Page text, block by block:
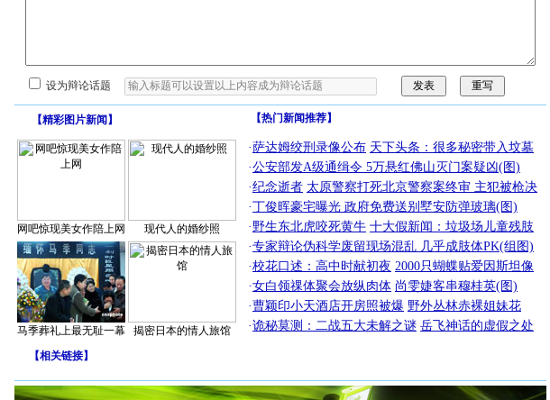
设为辩论话题
【精彩图片新闻 】
网吧惊现美女作陪上网 现代人的婚纱照
马季葬礼上最无耻一幕 揭密日本的情人旅馆
【热门新闻推荐】
·萨达姆绞刑录像公布 天下头条：很多秘密带入坟墓
·公安部发A级通缉令 5万悬红佛山灭门案疑凶(图)
·纪念逝者 太原警察打死北京警察案终审 主犯被枪决
·丁俊晖豪宅曝光 政府免费送别墅安防弹玻璃(图)
·野生东北虎咬死黄牛 十大假新闻：垃圾场儿童残肢
·专家辩论伪科学废留现场混乱 几乎成肢体PK(组图)
·校花口述：高中时献初夜 2000只蝴蝶贴爱因斯坦像
·女白领祼体聚会放纵肉体 尚雯婕客串穆桂英(图)
·曹颖印小天酒店开房照被爆 野外丛林赤裸姐妹花
·诡秘莫测：二战五大未解之谜 岳飞神话的虚假之处
【相关链接】